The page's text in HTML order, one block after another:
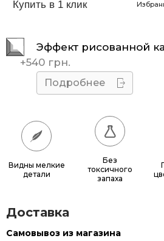
375
30x90 680
40x80
40x120 800
50x120 930
Эффект рисованной
+540 грн.
Подробнее
Видны мелкие
детали
Без
токсичного
запаха
Доставка
Самовывоз из магазина